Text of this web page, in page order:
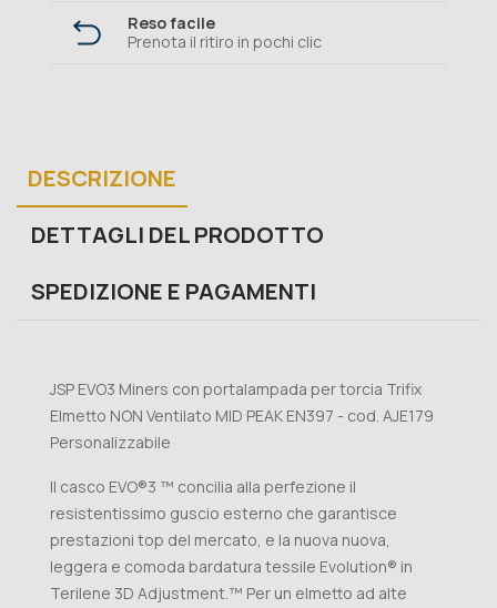
Reso facile
Prenota il ritiro in pochi clic
DESCRIZIONE
DETTAGLI DEL PRODOTTO
SPEDIZIONE E PAGAMENTI
JSP EVO3 Miners con portalampada per torcia Trifix
Elmetto NON Ventilato MID PEAK EN397 - cod. AJE179
Personalizzabile
Il casco EVO®3 ™ concilia alla perfezione il
resistentissimo guscio esterno che garantisce
prestazioni top del mercato, e la nuova nuova,
leggera e comoda bardatura tessile Evolution® in
Terilene 3D Adjustment.™ Per un elmetto ad alte